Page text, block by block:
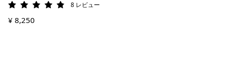
評価: 4.9 / 5
8 レビュー
¥ 8,250